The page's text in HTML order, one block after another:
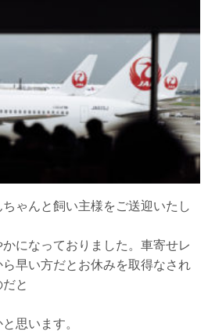
ゃんと飼い主様をご送迎いたし
になっておりました。車寄せレ
早い方だとお休みを取得なされ
と
思います。